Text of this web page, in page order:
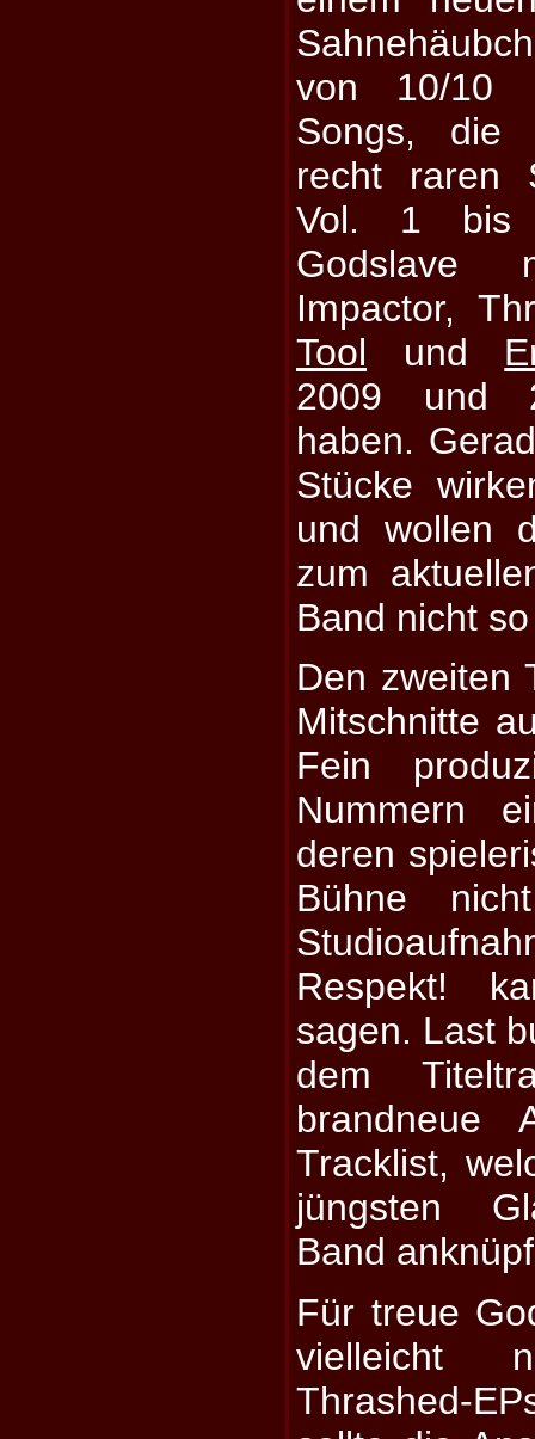
von 10/10
Songs, die
recht raren
Vol. 1 bis
Godslave
Impactor,
Tool und
2009 und
haben.
Stücke
und wollen
zum
Band nicht
Den zweiten
Mitschnitte
Fein
Nummern
deren
Bühne
Respekt!
sagen. Last
dem
brandneue
Tracklist,
jüngsten
Band
Für treue
vielleicht
Thrashed-